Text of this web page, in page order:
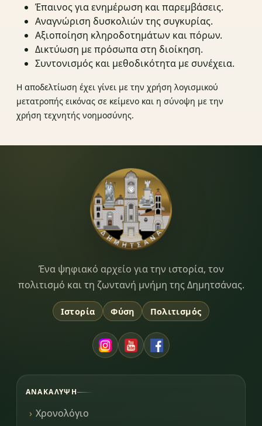
Έπαινος για ενημέρωση και παρεμβάσεις.
Αναγνώριση δυσκολιών της συγκυρίας.
Αξιοποίηση κληροδοτημάτων και πόρων.
Δικτύωση με πρόσωπα στη διοίκηση.
Συντονισμός και μεθοδικότητα με συνέχεια.
Η αποδελτίωση έχει γίνει με την χρήση λογισμικού
μετατροπής εικόνας σε κείμενο και η σύνοψη με την
χρήση τεχνητής νοημοσύνης.
Dimitsana.gr
Ένα ψηφιακό αρχείο για την ιστορία, τον
πολιτισμό και τη ζωντανή μνήμη της Δημητσάνας.
Ιστορία Φύση Πολιτισμός
ΑΝΑΚΆΛΥΨΗ
Χρονολόγιο